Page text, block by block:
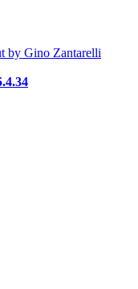
by Gino Zantarelli